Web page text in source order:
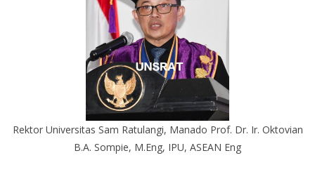
Rektor Universitas Sam Ratulangi, Manado Prof. Dr. Ir. Oktovian
B.A. Sompie, M.Eng, IPU, ASEAN Eng